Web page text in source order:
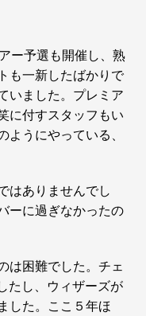
ー予選も開催し、熟
も一新したばかりで
いました。プレミア
に付すスタッフもい
うにやっている、
はありませんでし
ーに過ぎなかったの
は困難でした。チェ
たし、ウィザーズが
した。ここ５年ほ